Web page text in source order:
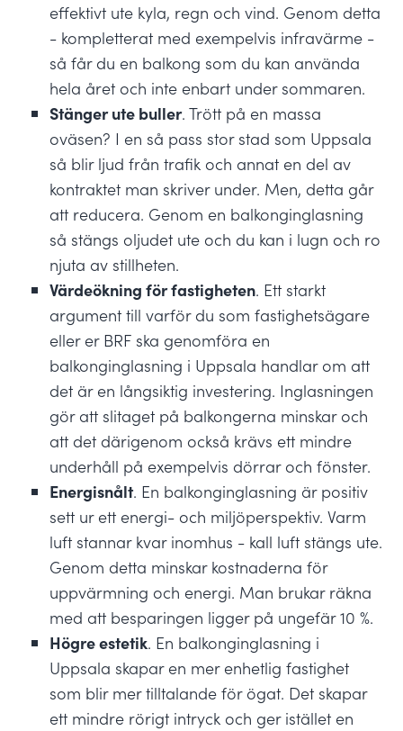
effektivt ute kyla, regn och vind. Genom detta
- kompletterat med exempelvis infravärme -
så får du en balkong som du kan använda
hela året och inte enbart under sommaren.
Stänger ute buller. Trött på en massa
oväsen? I en så pass stor stad som Uppsala
så blir ljud från trafik och annat en del av
kontraktet man skriver under. Men, detta går
att reducera. Genom en balkonginglasning
så stängs oljudet ute och du kan i lugn och ro
njuta av stillheten.
Värdeökning för fastigheten. Ett starkt
argument till varför du som fastighetsägare
eller er BRF ska genomföra en
balkonginglasning i Uppsala handlar om att
det är en långsiktig investering. Inglasningen
gör att slitaget på balkongerna minskar och
att det därigenom också krävs ett mindre
underhåll på exempelvis dörrar och fönster.
Energisnålt. En balkonginglasning är positiv
sett ur ett energi- och miljöperspektiv. Varm
luft stannar kvar inomhus - kall luft stängs ute.
Genom detta minskar kostnaderna för
uppvärmning och energi. Man brukar räkna
med att besparingen ligger på ungefär 10 %.
Högre estetik. En balkonginglasning i
Uppsala skapar en mer enhetlig fastighet
som blir mer tilltalande för ögat. Det skapar
ett mindre rörigt intryck och ger istället en